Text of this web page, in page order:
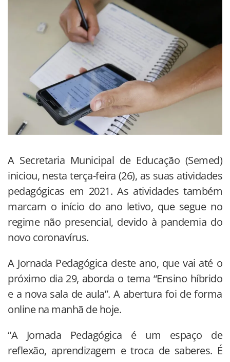
A Secretaria Municipal de Educação (Semed)
iniciou, nesta terça-feira (26), as suas atividades
pedagógicas em 2021. As atividades também
marcam o início do ano letivo, que segue no
regime não presencial, devido à pandemia do
novo coronavírus.
A Jornada Pedagógica deste ano, que vai até o
próximo dia 29, aborda o tema “Ensino híbrido
e a nova sala de aula”. A abertura foi de forma
online na manhã de hoje.
“A Jornada Pedagógica é um espaço de
reflexão, aprendizagem e troca de saberes. É